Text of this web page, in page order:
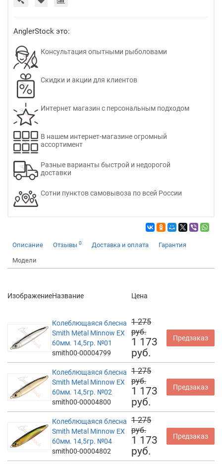
AnglerStock это:
Консультация опытными рыболовами
Скидки и акции для клиентов
Интернет магазин с персональным подходом
В нашем интернет-магазине огромный
ассортимент
Разные варианты быстрой и недорогой
доставки
Сотни пунктов самовывоза по всей России
Описание Отзывы 0 Доставка и оплата Гарантия
Модели
ИзображениеНазвание Цена
Колеблющаяся блесна
Smith Metal Minnow EX
60мм. 14,5гр. №01
smith00-00004799
1 275
руб.
1 173
руб.
Предзаказ
Колеблющаяся блесна
Smith Metal Minnow EX
60мм. 14,5гр. №02
smith00-00004800
1 275
руб.
1 173
руб.
Предзаказ
Колеблющаяся блесна
Smith Metal Minnow EX
60мм. 14,5гр. №04
smith00-00004802
1 275
руб.
1 173
руб.
Предзаказ